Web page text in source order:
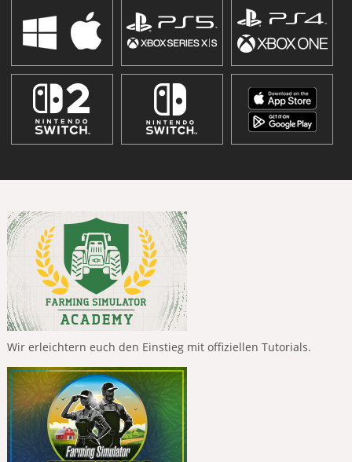
Wir erleichtern euch den Einstieg mit offiziellen Tutorials.